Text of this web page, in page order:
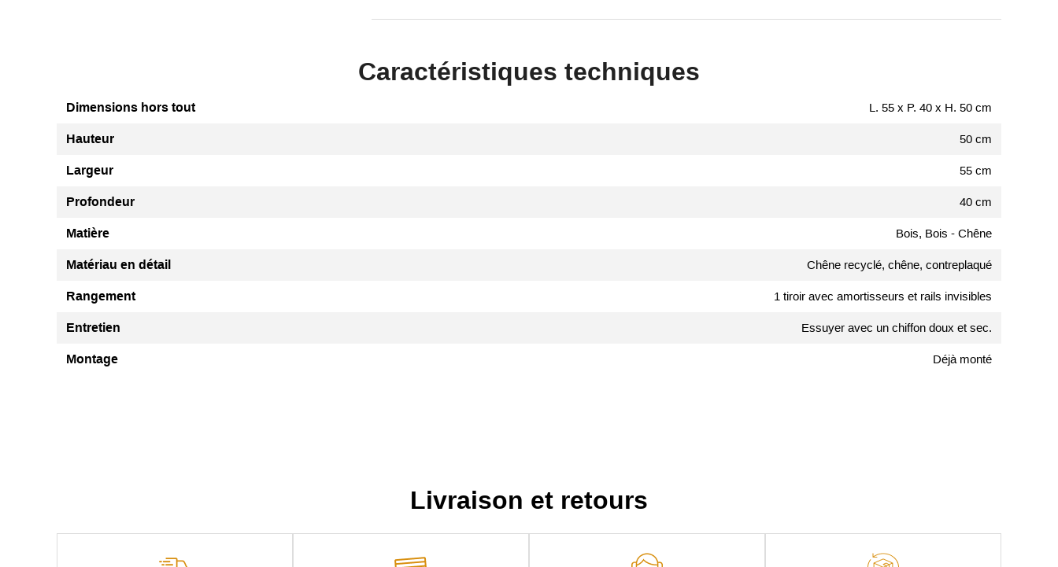
Caractéristiques techniques
Dimensions hors tout L. 55 x P. 40 x H. 50 cm
Hauteur 50 cm
Largeur 55 cm
Profondeur 40 cm
Matière Bois, Bois - Chêne
Matériau en détail Chêne recyclé, chêne, contreplaqué
Rangement 1 tiroir avec amortisseurs et rails invisibles
Entretien Essuyer avec un chiffon doux et sec.
Montage Déjà monté
Livraison et retours